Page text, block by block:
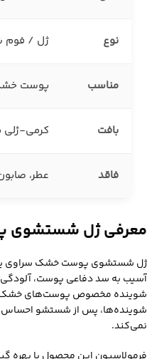
نوع ژل / فوم
مناسب پوست
بافت کرمی-ژلی
فاقد عطر،
معرفی ژل شستشوی
ژل شستشوی پوست خشک سراوی یک
آسیب به سد دفاعی پوست،
شوینده مخصوص پوست‌های خشک و
شوینده‌ها، پس از شستشو
نمی‌کند.